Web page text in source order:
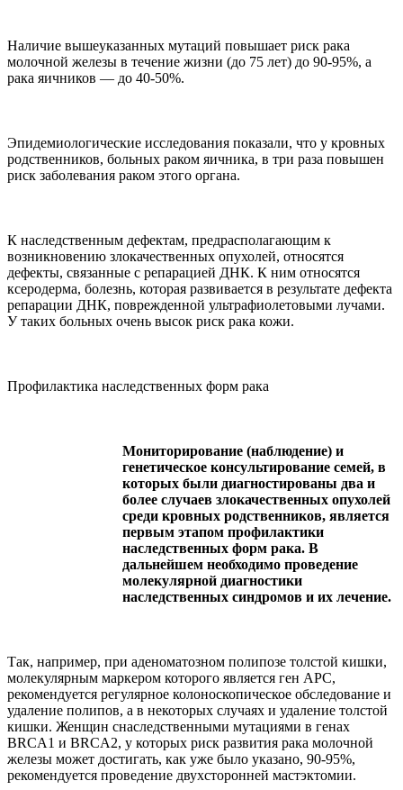
Наличие вышеуказанных мутаций повышает риск рака
молочной железы в течение жизни (до 75 лет) до 90-95%, а
рака яичников — до 40-50%.
Эпидемиологические исследования показали, что у кровных
родственников, больных раком яичника, в три раза повышен
риск заболевания раком этого органа.
К наследственным дефектам, предрасполагающим к
возникновению злокачественных опухолей, относятся
дефекты, связанные с репарацией ДНК. К ним относятся
ксеродерма, болезнь, которая развивается в результате дефекта
репарации ДНК, поврежденной ультрафиолетовыми лучами.
У таких больных очень высок риск рака кожи.
Профилактика наследственных форм рака
Мониторирование (наблюдение) и
генетическое консультирование семей, в
которых были диагностированы два и
более случаев злокачественных опухолей
среди кровных родственников, является
первым этапом профилактики
наследственных форм рака. В
дальнейшем необходимо проведение
молекулярной диагностики
наследственных синдромов и их лечение.
Так, например, при аденоматозном полипозе толстой кишки,
молекулярным маркером которого является ген АРС,
рекомендуется регулярное колоноскопическое обследование и
удаление полипов, а в некоторых случаях и удаление толстой
кишки. Женщин снаследственными мутациями в генах
BRCA1 и BRCA2, у которых риск развития рака молочной
железы может достигать, как уже было указано, 90-95%,
рекомендуется проведение двухсторонней мастэктомии.